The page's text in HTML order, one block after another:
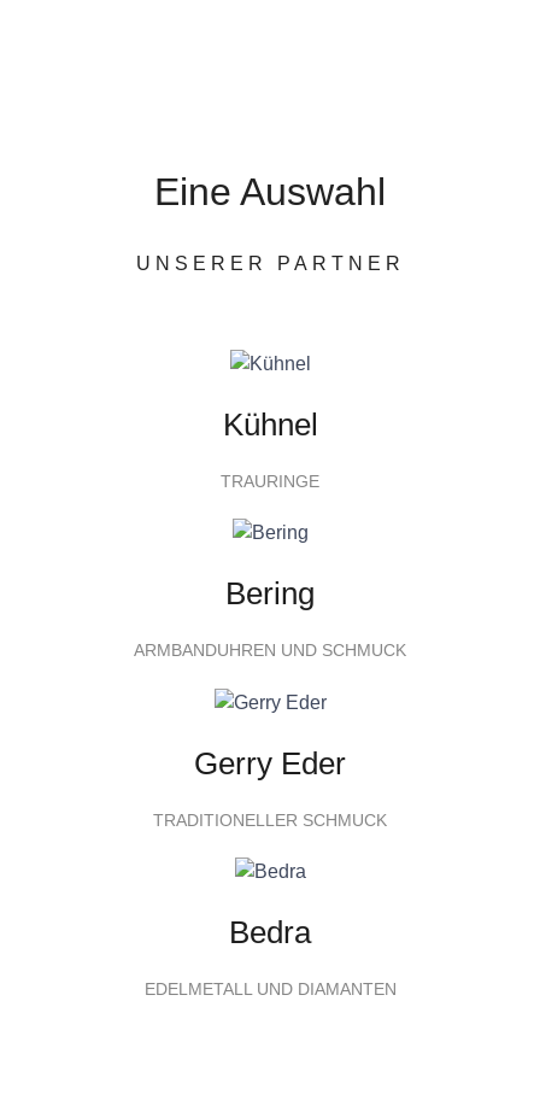
Eine Auswahl
UNSERER PARTNER
Kühnel
TRAURINGE
Bering
ARMBANDUHREN UND SCHMUCK
Gerry Eder
TRADITIONELLER SCHMUCK
Bedra
EDELMETALL UND DIAMANTEN